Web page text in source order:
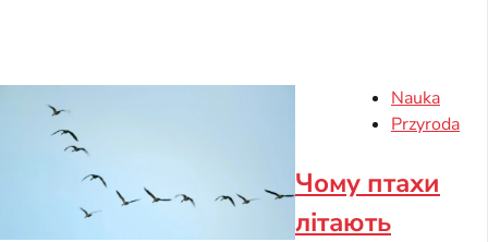
Nauka
Przyroda
Чому птахи
літають